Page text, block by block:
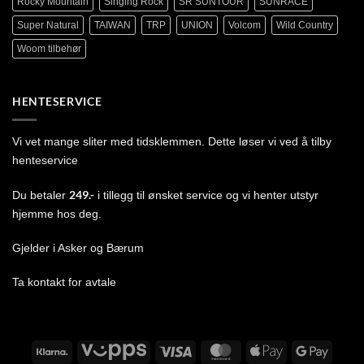
Super Natural TAIWAN TRP UNION Volcom Wild Country
Woom tilbehør
HENTESERVICE
Vi vet mange sliter med tidsklemmen. Dette løser vi ved å tilby
henteservice
Du betaler 249.- i tillegg til ønsket service og vi henter utstyr
hjemme hos deg.
Gjelder i Asker og Bærum
Ta kontakt for avtale
Klarna Vipps Visa MasterCardApple
Google